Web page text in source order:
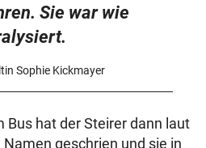
Sie war wie
Sophie Kickmayer
Bus hat der Steirer dann laut
geschrien und sie in